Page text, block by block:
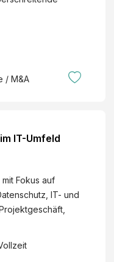
/ M&A
IT-Umfeld
Fokus auf
IT- und